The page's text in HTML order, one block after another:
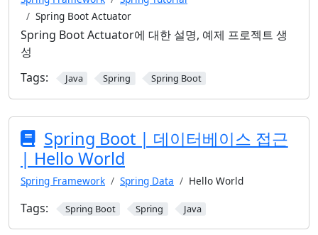
Spring Boot Actuator
Spring Boot Actuator에 대한 설명, 예제 프로젝트 생
성
Tags:
Java Spring Spring Boot
Spring Boot | 데이터베이스 접근
| Hello World
Spring Framework Spring Data Hello World
Tags: Spring Boot Spring Java